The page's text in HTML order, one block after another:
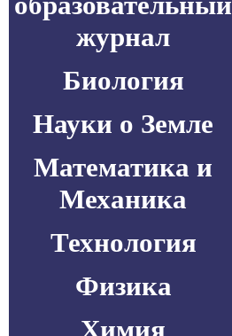
журнал
Биология
Науки о Земле
Математика и
Механика
Технология
Физика
Химия